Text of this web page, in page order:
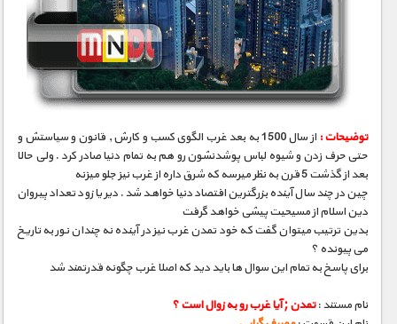
توضیحات :
از سال 1500 به بعد غرب الگوی کسب و کارش , قانون و سیاستش و
حتی حرف زدن و شیوه لباس پوشدنشون رو هم به تمام دنیا صادر کرد . ولی حالا
بعد از گذشت 5 قرن به نظر میرسه که شرق داره از غرب نیز جلو میزنه
چین در چند سال آینده بزرگترین افتصاد دنیا خواهد شد . دیر یا زود تعداد پیروان
دین اسلام از مسیحیت پیشی خواهد گرفت
بدین ترتیب میتوان گفت که خود تمدن غرب نیز در آینده نه چندان نور به تاریخ
می پیونده ؟
برای پاسخ به تمام این سوال ها باید دید که اصلا غرب چگونه قدرتمند شد
نام مستند :تمدن ; آیا غرب رو به زوال است ؟